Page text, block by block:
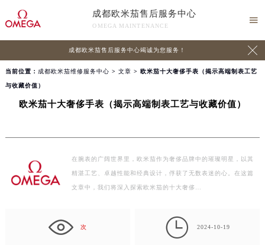
成都欧米茄售后服务中心
OMEGA MAINTENANCE

成都欧米茄售后服务中心竭诚为您服务！ 
当前位置： 成都欧米茄维修服务中心 > 文章 > 欧米茄十大奢侈手表（揭示高端制表工艺
与收藏价值）
欧米茄十大奢侈手表（揭示高端制表工艺与收藏价值）
在腕表的广阔世界里，欧米茄作为奢侈品牌中的璀璨明星，以其
精湛工艺、卓越性能和经典设计，俘获了无数表迷的心。在这篇
文章中，我们将深入探索欧米茄的十大奢侈…
次  2024-10-19